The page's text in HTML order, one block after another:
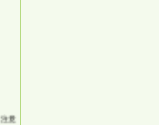
：不要发非法信息，违者根据ＩＰ交...